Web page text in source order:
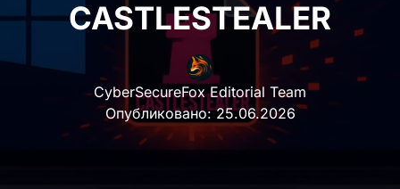
CyberSecureFox Editorial Team
Опубликовано:
25.06.2026